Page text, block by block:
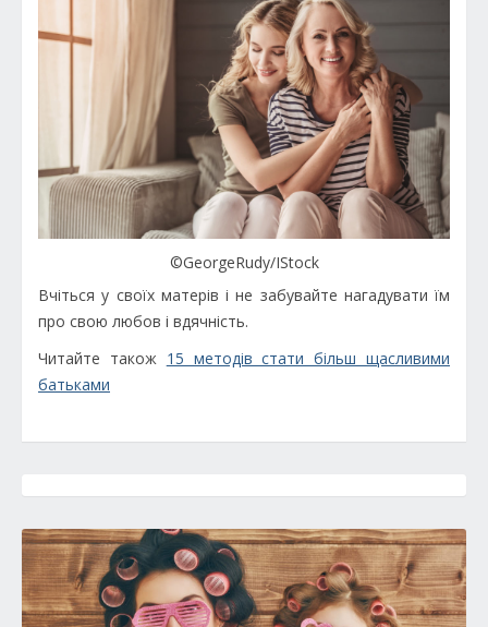
©GeorgeRudy/IStock
Вчіться у своїх матерів і не забувайте нагадувати їм
про свою любов і вдячність.
Читайте також 15 методів стати більш щасливими
батьками